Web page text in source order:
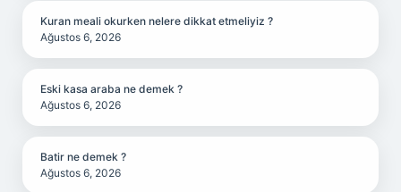
Kuran meali okurken nelere dikkat etmeliyiz ?
Ağustos 6, 2026
Eski kasa araba ne demek ?
Ağustos 6, 2026
Batir ne demek ?
Ağustos 6, 2026